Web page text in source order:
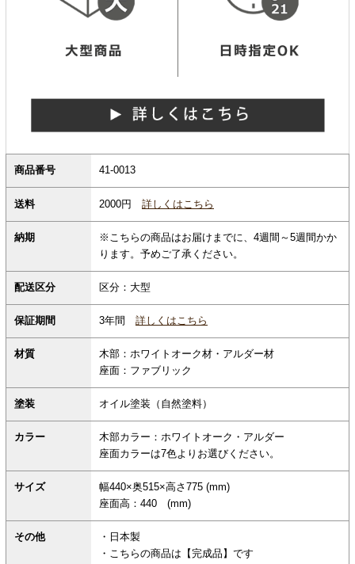
商品番号 41-0013
送料 2000円 詳しくはこちら
納期
※こちらの商品はお届けまでに、4週間～5週間かか
ります。予めご了承ください。
配送区分 区分：大型
保証期間 3年間 詳しくはこちら
材質
木部：ホワイトオーク材・アルダー材
座面：ファブリック
塗装 オイル塗装（自然塗料）
カラー
木部カラー：ホワイトオーク・アルダー
座面カラーは7色よりお選びください。
サイズ
幅440×奥515×高さ775 (mm)
座面高：440 (mm)
その他
・日本製
・こちらの商品は【完成品】です